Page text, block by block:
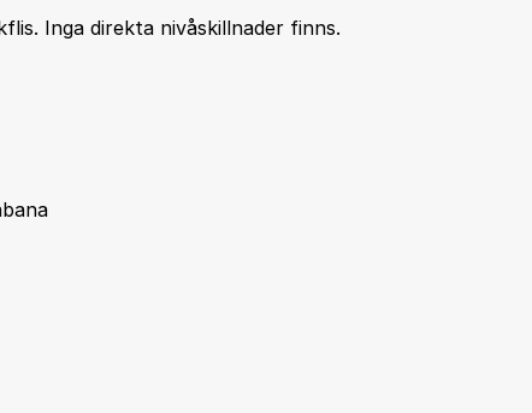
Inga direkta nivåskillnader finns.